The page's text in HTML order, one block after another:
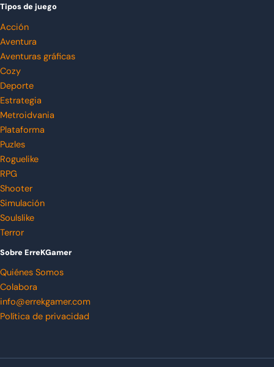
Tipos de juego
Acción
Aventura
Aventuras gráficas
Cozy
Deporte
Estrategia
Metroidvania
Plataforma
Puzles
Roguelike
RPG
Shooter
Simulación
Soulslike
Terror
Sobre ErreKGamer
Quiénes Somos
Colabora
info@errekgamer.com
Política de privacidad